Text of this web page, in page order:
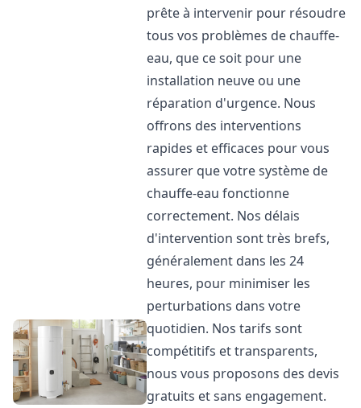
prête à intervenir pour résoudre
tous vos problèmes de chauffe-
eau, que ce soit pour une
installation neuve ou une
réparation d'urgence. Nous
offrons des interventions
rapides et efficaces pour vous
assurer que votre système de
chauffe-eau fonctionne
correctement. Nos délais
d'intervention sont très brefs,
généralement dans les 24
heures, pour minimiser les
perturbations dans votre
quotidien. Nos tarifs sont
compétitifs et transparents,
nous vous proposons des devis
gratuits et sans engagement.